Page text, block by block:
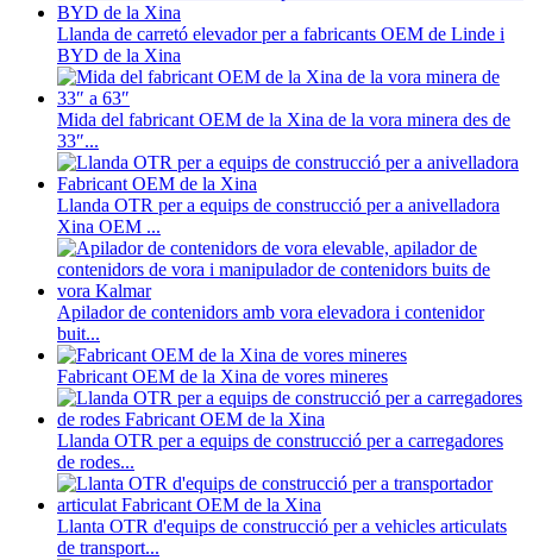
Llanda de carretó elevador per a fabricants OEM de Linde i
BYD de la Xina
Mida del fabricant OEM de la Xina de la vora minera des de
33″...
Llanda OTR per a equips de construcció per a anivelladora
Xina OEM ...
Apilador de contenidors amb vora elevadora i contenidor
buit...
Fabricant OEM de la Xina de vores mineres
Llanda OTR per a equips de construcció per a carregadores
de rodes...
Llanta OTR d'equips de construcció per a vehicles articulats
de transport...